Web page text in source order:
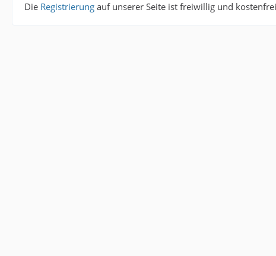
Die Registrierung auf unserer Seite ist freiwillig und